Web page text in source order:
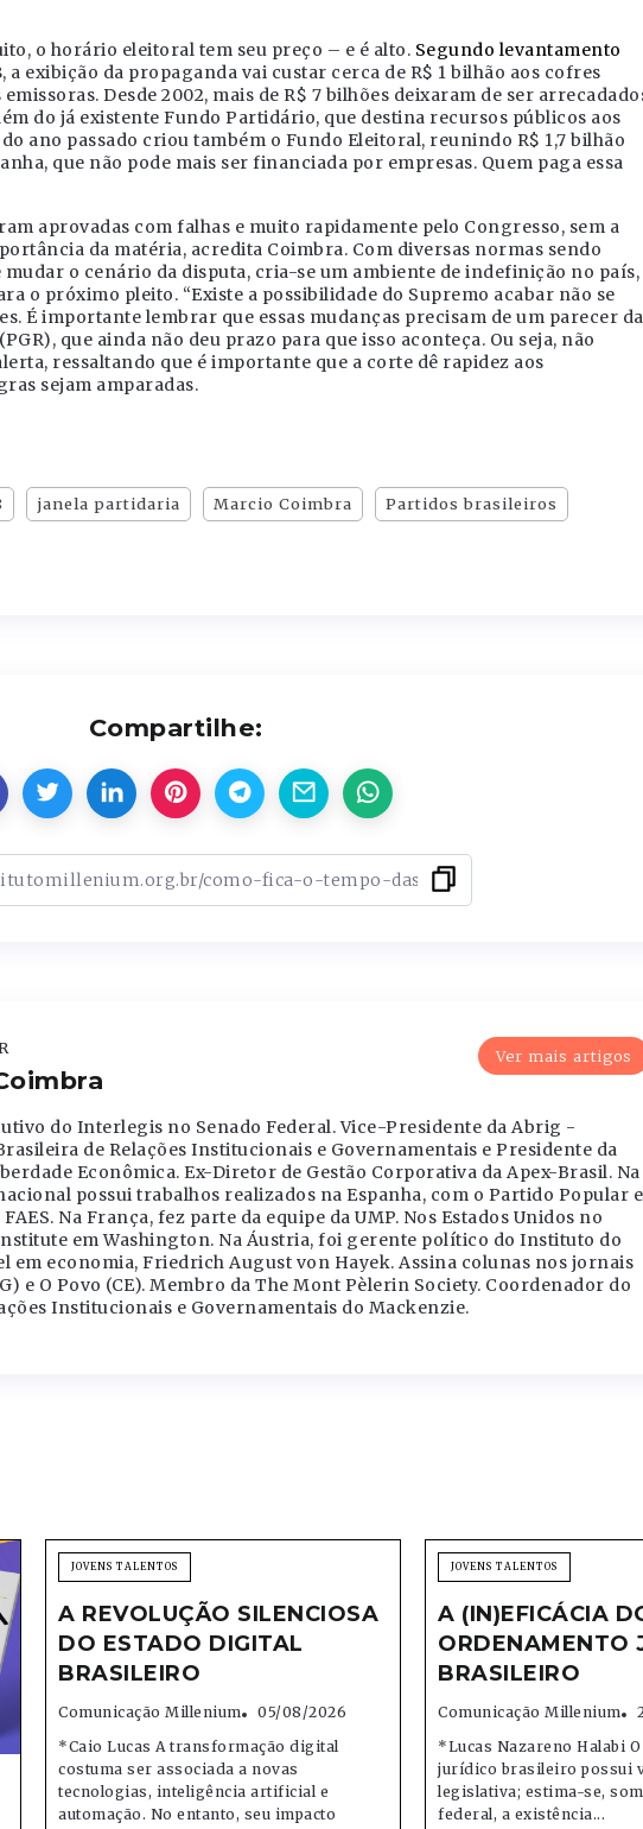
o horário eleitoral tem seu preço – e é alto. Segundo levantamento
a exibição da propaganda vai custar cerca de R$ 1 bilhão aos cofres
Desde 2002, mais de R$ 7 bilhões deixaram de ser
do já existente Fundo Partidário, que destina recursos públicos aos
ano passado criou também o Fundo Eleitoral, reunindo R$ 1,7 bilhão
que não pode mais ser financiada por empresas. Quem paga essa
aprovadas com falhas e muito rapidamente pelo Congresso, sem a
da matéria, acredita Coimbra. Com diversas normas sendo
mudar o cenário da disputa, cria-se um ambiente de indefinição no país,
o próximo pleito. “Existe a possibilidade do Supremo acabar não se
É importante lembrar que essas mudanças precisam de um parecer da
que ainda não deu prazo para que isso aconteça. Ou seja, não
ressaltando que é importante que a corte dê rapidez aos
sejam amparadas.
janela partidaria Marcio Coimbra Partidos brasileiros
Compartilhe:
Ver mais artigos
do Interlegis no Senado Federal. Vice-Presidente da Abrig -
de Relações Institucionais e Governamentais e Presidente da
Econômica. Ex-Diretor de Gestão Corporativa da Apex-Brasil. Na
possui trabalhos realizados na Espanha, com o Partido Popular e
Na França, fez parte da equipe da UMP. Nos Estados Unidos no
em Washington. Na Áustria, foi gerente político do Instituto do
em economia, Friedrich August von Hayek. Assina colunas nos jornais
e O Povo (CE). Membro da The Mont Pèlerin Society. Coordenador do
Institucionais e Governamentais do Mackenzie.
JOVENS TALENTOS
A REVOLUÇÃO SILENCIOSA
DO ESTADO DIGITAL
BRASILEIRO
Comunicação Millenium
05/08/2026
*Caio Lucas A transformação digital
costuma ser associada a novas
tecnologias, inteligência artificial e
automação. No entanto, seu impacto
JOVENS TALENTOS
A (IN)EFICÁCIA
ORDENAMENTO
BRASILEIRO
Comunicação Millenium
*Lucas Nazareno Halabi
jurídico brasileiro possui
legislativa; estima-se,
federal, a existência...